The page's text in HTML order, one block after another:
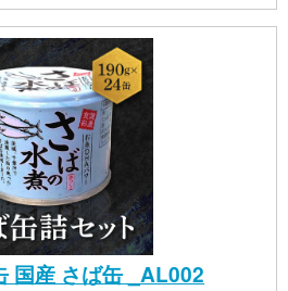
国産 さば缶 _AL002